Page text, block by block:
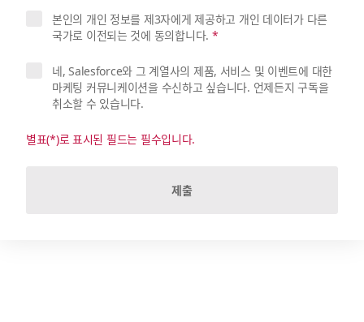
본인의 개인 정보를 제3자에게 제공하고 개인 데이터가 다른
국가로 이전되는 것에 동의합니다. *
네, Salesforce와 그 계열사의 제품, 서비스 및 이벤트에 대한
마케팅 커뮤니케이션을 수신하고 싶습니다. 언제든지 구독을
취소할 수 있습니다.
별표(*)로 표시된 필드는 필수입니다.
제출